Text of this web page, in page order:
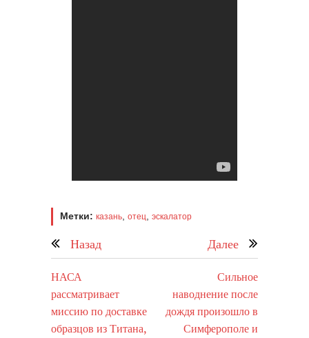
Метки: казань отец эскалатор
Назад Далее
НАСА
рассматривает
миссию по доставке
образцов из Титана,
Сильное
наводнение после
дождя произошло в
Симферополе и